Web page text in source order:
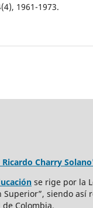
1961-1973.
Charry
se rige por la
siendo así
Colombia.